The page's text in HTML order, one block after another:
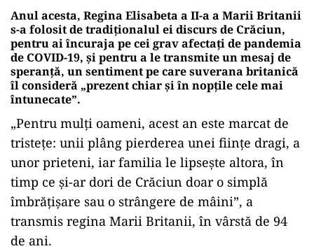
Anul acesta, Regina Elisabeta a II-a a Marii Britanii
s-a folosit de tradiţionalul ei discurs de Crăciun,
pentru ai încuraja pe cei grav afectaţi de pandemia
de COVID-19, şi pentru a le transmite un mesaj de
speranţă, un sentiment pe care suverana britanică
îl consideră „prezent chiar şi în nopţile cele mai
întunecate”.
„Pentru mulţi oameni, acest an este marcat de
tristeţe: unii plâng pierderea unei fiinţe dragi, a
unor prieteni, iar familia le lipseşte altora, în
timp ce şi-ar dori de Crăciun doar o simplă
îmbrăţişare sau o strângere de mâini”, a
transmis regina Marii Britanii, în vârstă de 94
de ani.